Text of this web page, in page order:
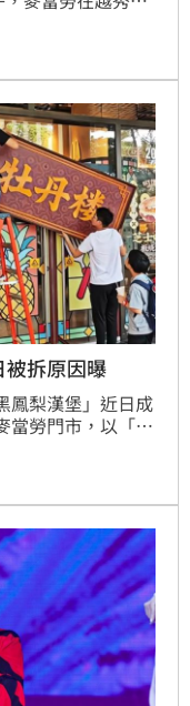
過，有人發現
僅為快閃活動，並
拆原因曝
鳳梨漢堡」近日成
當勞門市，以「牡
短短半日，該店
稱將諧音梗玩到極